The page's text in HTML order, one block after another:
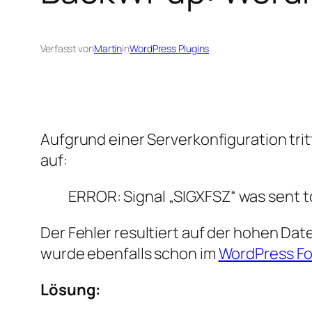
Verfasst vonMartininWordPress Plugins
Aufgrund einer Serverkonfiguration
auf:
ERROR: Signal „SIGXFSZ“ was sent
Der Fehler resultiert auf der hohen
wurde ebenfalls schon imWordPress
Lösung: